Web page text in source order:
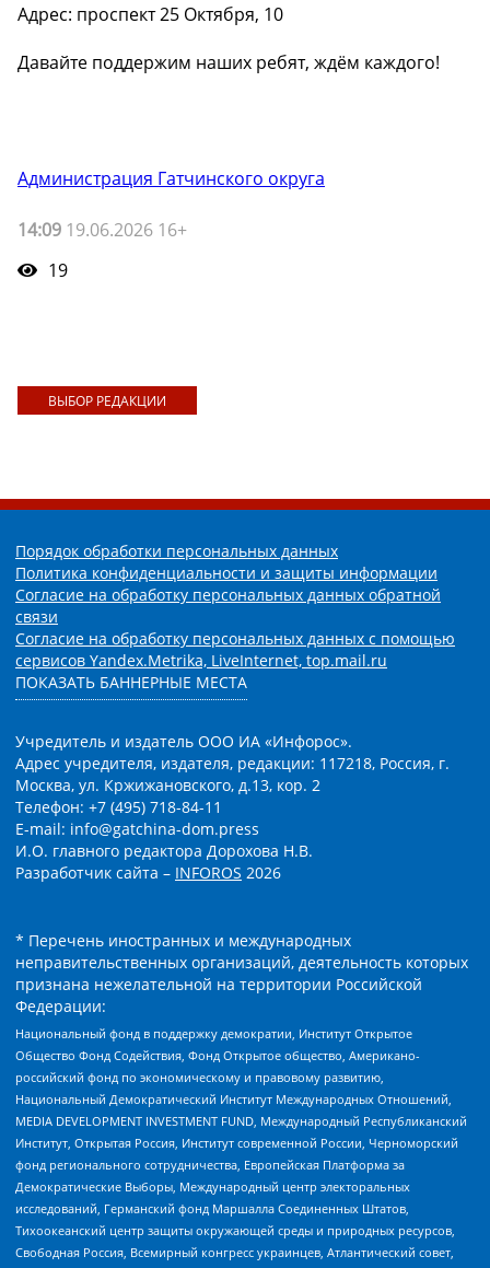
Адрес: проспект 25 Октября, 10
Давайте поддержим наших ребят, ждём каждого!
Администрация Гатчинского округа
14:09 19.06.2026 16+
19
ВЫБОР РЕДАКЦИИ
Порядок обработки персональных данных
Политика конфиденциальности и защиты информации
Согласие на обработку персональных данных обратной
связи
Согласие на обработку персональных данных с помощью
сервисов Yandex.Metrika, LiveInternet, top.mail.ru
ПОКАЗАТЬ БАННЕРНЫЕ МЕСТА
Учредитель и издатель ООО ИА «Инфорос».
Адрес учредителя, издателя, редакции: 117218, Россия, г.
Москва, ул. Кржижановского, д.13, кор. 2
Телефон: +7 (495) 718-84-11
E-mail: info@gatchina-dom.press
И.О. главного редактора Дорохова Н.В.
Разработчик сайта – INFOROS 2026
* Перечень иностранных и международных
неправительственных организаций, деятельность которых
признана нежелательной на территории Российской
Федерации:
Национальный фонд в поддержку демократии, Институт Открытое
Общество Фонд Содействия, Фонд Открытое общество, Американо-
российский фонд по экономическому и правовому развитию,
Национальный Демократический Институт Международных Отношений,
MEDIA DEVELOPMENT INVESTMENT FUND, Международный Республиканский
Институт, Открытая Россия, Институт современной России, Черноморский
фонд регионального сотрудничества, Европейская Платформа за
Демократические Выборы, Международный центр электоральных
исследований, Германский фонд Маршалла Соединенных Штатов,
Тихоокеанский центр защиты окружающей среды и природных ресурсов,
Свободная Россия, Всемирный конгресс украинцев, Атлантический совет,